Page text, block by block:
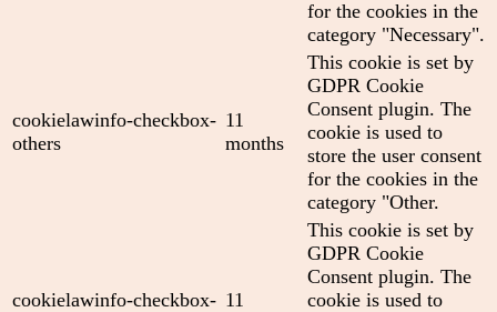
for the cookies in the
category "Necessary".
cookielawinfo-checkbox-
others
11
months
This cookie is set by
GDPR Cookie
Consent plugin. The
cookie is used to
store the user consent
for the cookies in the
category "Other.
cookielawinfo-checkbox- 11
This cookie is set by
GDPR Cookie
Consent plugin. The
cookie is used to